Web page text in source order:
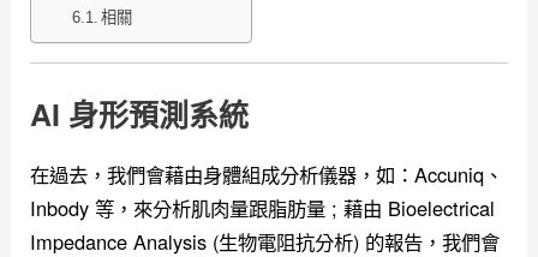
相關
AI 身形預測系統
在過去，我們會藉由身體組成分析儀器，如：Accuniq、
Inbody 等，來分析肌肉量跟脂肪量 ; 藉由 Bioelectrical
Impedance Analysis (生物電阻抗分析) 的報告，我們會